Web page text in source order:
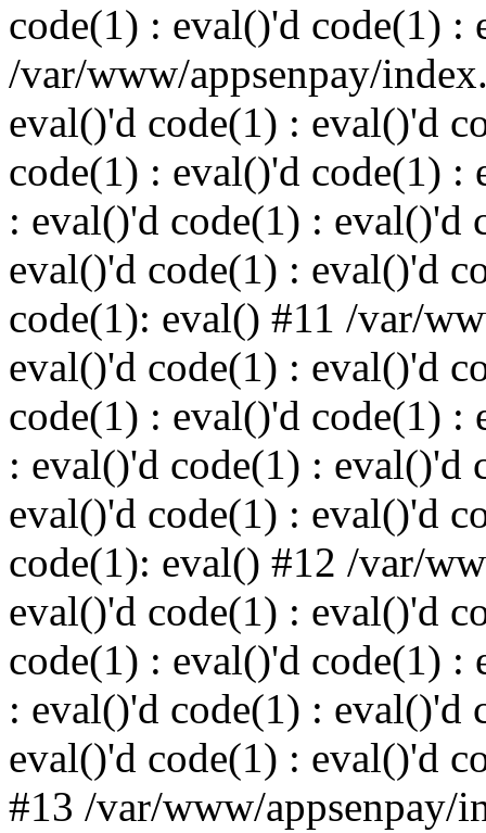
code(1) : eval()'d code(1) :
/var/www/appsenpay/
eval()'d code(1) : eval()'d
code(1) : eval()'d code(1) :
: eval()'d code(1) : eval()'d
eval()'d code(1) : eval()'d
code(1): eval() #11 /var/
eval()'d code(1) : eval()'d
code(1) : eval()'d code(1) :
: eval()'d code(1) : eval()'d
eval()'d code(1) : eval()'d
code(1): eval() #12 /var/
eval()'d code(1) : eval()'d
code(1) : eval()'d code(1) :
: eval()'d code(1) : eval()'d
eval()'d code(1) : eval()'d
#13 /var/www/appsenpay/